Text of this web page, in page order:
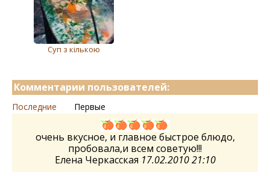
Суп з кількою
Комментарии пользователей:
Последние Первые
очень вкусное, и главное быстрое блюдо,
пробовала,и всем советую!!!
Елена Черкасская 17.02.2010 21:10